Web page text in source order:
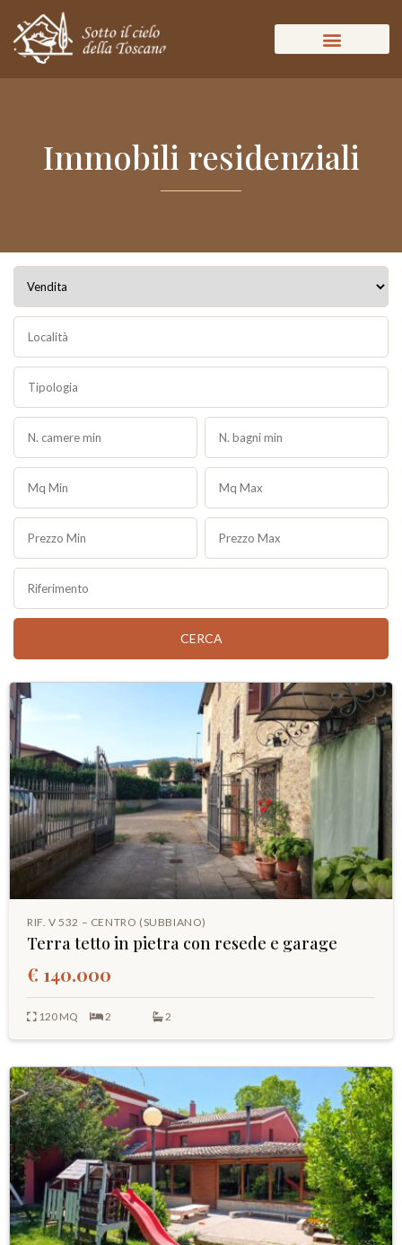
Immobili residenziali
RIF. V 532 – CENTRO (SUBBIANO)
Terra tetto in pietra con resede e garage
€ 140.000
120 MQ 2 2